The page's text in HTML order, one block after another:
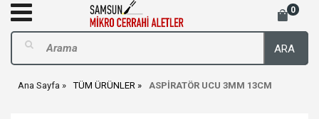
0
ARA
Ana Sayfa TÜM ÜRÜNLER ASPİRATÖR UCU 3MM 13CM